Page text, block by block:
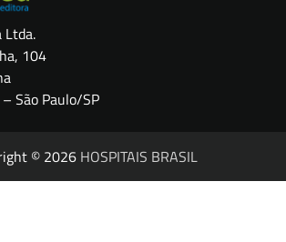
Ltda.
104
São Paulo/SP
© 2026 HOSPITAIS BRASIL